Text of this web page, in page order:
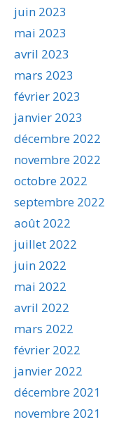
juin 2023
mai 2023
avril 2023
mars 2023
février 2023
janvier 2023
décembre 2022
novembre 2022
octobre 2022
septembre 2022
août 2022
juillet 2022
juin 2022
mai 2022
avril 2022
mars 2022
février 2022
janvier 2022
décembre 2021
novembre 2021